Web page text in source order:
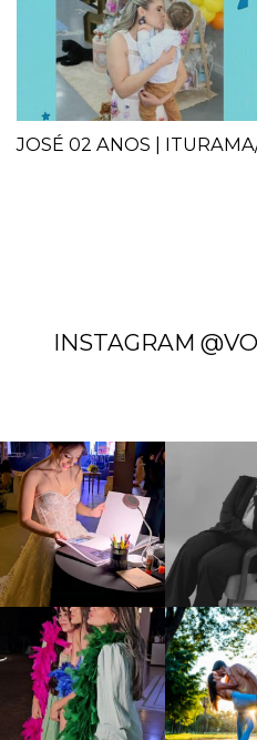
JOSÉ 02 ANOS |
INSTAGRAM